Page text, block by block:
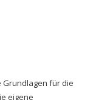
Grundlagen für die
eigene